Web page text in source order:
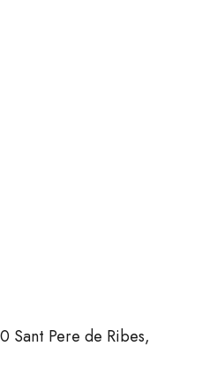
Sant Pere de Ribes,